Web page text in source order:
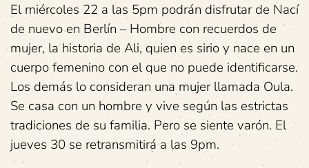
El miércoles 22 a las 5pm podrán disfrutar de Nací
de nuevo en Berlín – Hombre con recuerdos de
mujer, la historia de Ali, quien es sirio y nace en un
cuerpo femenino con el que no puede identificarse.
Los demás lo consideran una mujer llamada Oula.
Se casa con un hombre y vive según las estrictas
tradiciones de su familia. Pero se siente varón. El
jueves 30 se retransmitirá a las 9pm.